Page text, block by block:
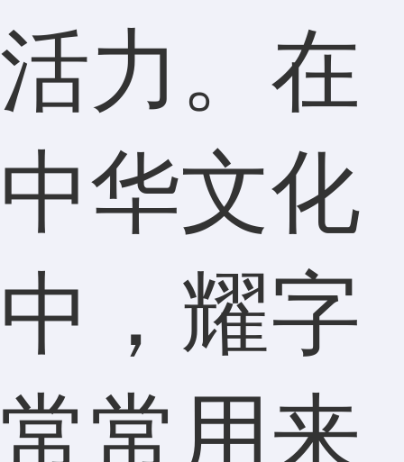
活力。在
中华文化
中，耀字
常常用来